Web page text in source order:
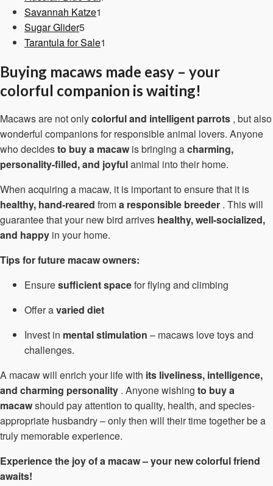
Savannah Katze1
Sugar Glider55
Produkte
Tarantula for Sale1
Buying macaws made easy – your
colorful companion is waiting!
Macaws are not onlycolorful and intelligent parrots , but also
wonderful companions for responsible animal lovers. Anyone
who decidesto buy a macaw is bringing acharming,
personality-filled, and joyfulanimal into their home.
When acquiring a macaw, it is important to ensure that it is
healthy, hand-reared froma responsible breeder . This will
guarantee that your new bird arrives healthy, well-socialized,
and happy in your home.
Tips for future macaw owners:
Ensuresufficient spacefor flying and climbing
Offer avaried diet
Invest in mental stimulation – macaws love toys and
challenges.
A macaw will enrich your life with its liveliness, intelligence,
and charming personality . Anyone wishing to buy a
macawshould pay attention to quality, health, and species-
appropriate husbandry – only then will their time together be a
truly memorable experience.
Experience the joy of a macaw – your new colorful friend
awaits!